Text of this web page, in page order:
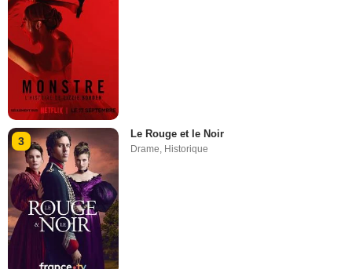
3
Le Rouge et le Noir
Drame, Historique